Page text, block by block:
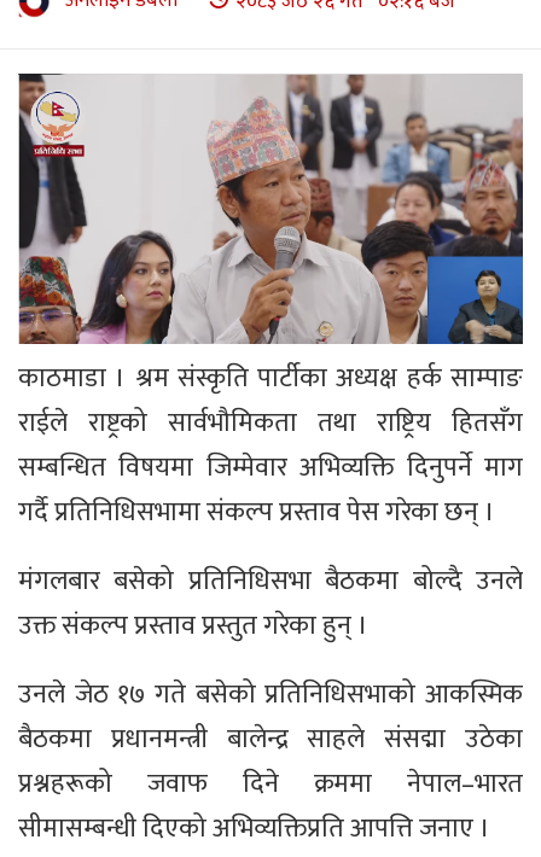
काठमाडा । श्रम संस्कृति पार्टीका अध्यक्ष हर्क साम्पाङ
राईले राष्ट्रको सार्वभौमिकता तथा राष्ट्रिय हितसँग
सम्बन्धित विषयमा जिम्मेवार अभिव्यक्ति दिनुपर्ने माग
गर्दै प्रतिनिधिसभामा संकल्प प्रस्ताव पेस गरेका छन् ।
मंगलबार बसेको प्रतिनिधिसभा बैठकमा बोल्दै उनले
उक्त संकल्प प्रस्ताव प्रस्तुत गरेका हुन् ।
उनले जेठ १७ गते बसेको प्रतिनिधिसभाको आकस्मिक
बैठकमा प्रधानमन्त्री बालेन्द्र साहले संसद्मा उठेका
प्रश्नहरूको जवाफ दिने क्रममा नेपाल–भारत
सीमासम्बन्धी दिएको अभिव्यक्तिप्रति आपत्ति जनाए ।